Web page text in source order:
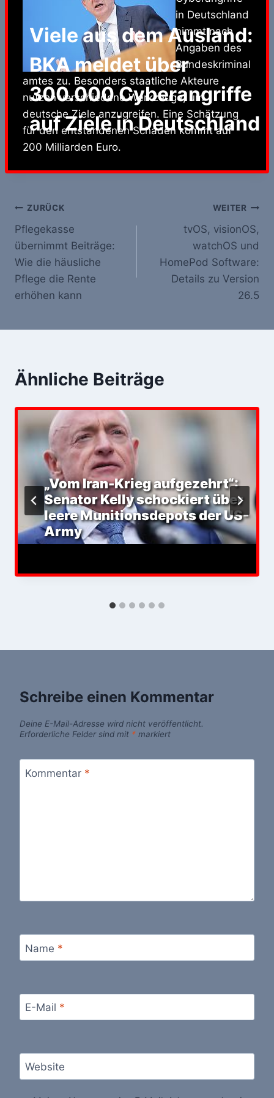
Viele aus dem Ausland:
BKA meldet über
300.000 Cyberangriffe
auf Ziele in Deutschland
in Deutschland
nimmt nach
Angaben des
Bundeskriminal
amtes zu. Besonders staatliche Akteure
nutzen verschiedene Werkzeuge, um
deutsche Ziele anzugreifen. Eine Schätzung
für den entstandenen Schaden kommt auf
200 Milliarden Euro.
Beitrags-
Navigation
ZURÜCK
Pflegekasse
übernimmt Beiträge:
Wie die häusliche
Pflege die Rente
erhöhen kann
WEITER
tvOS, visionOS,
watchOS und
HomePod Software:
Details zu Version
26.5
Ähnliche Beiträge
„Vom Iran-Krieg aufgezehrt“:
Senator Kelly schockiert über
leere Munitionsdepots der US-
Army
Schreibe einen Kommentar
Deine E-Mail-Adresse wird nicht veröffentlicht.
Erforderliche Felder sind mit * markiert
Kommentar *
Name *
E-Mail *
Website